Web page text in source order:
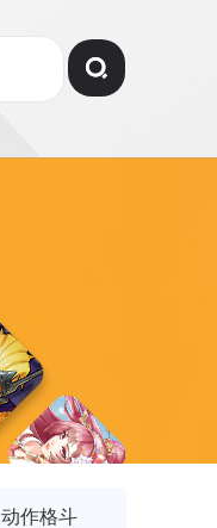
动作格斗